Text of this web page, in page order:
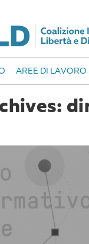
AREE DI LAVORO